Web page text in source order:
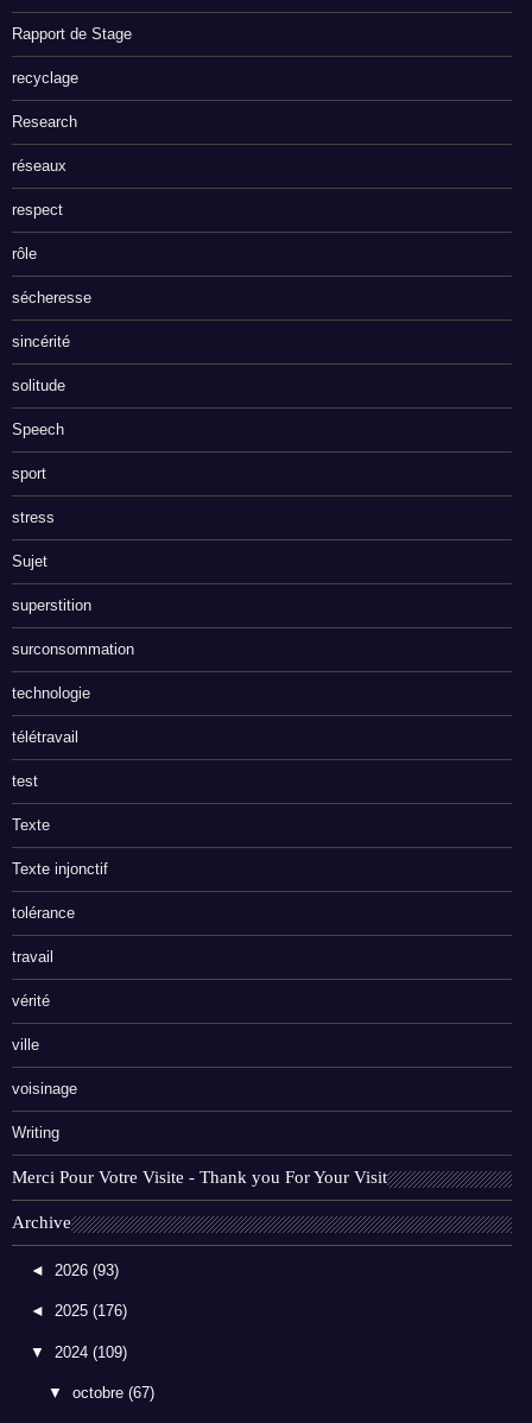
Rapport de Stage
recyclage
Research
réseaux
respect
rôle
sécheresse
sincérité
solitude
Speech
sport
stress
Sujet
superstition
surconsommation
technologie
télétravail
test
Texte
Texte injonctif
tolérance
travail
vérité
ville
voisinage
Writing
Merci Pour Votre Visite - Thank you For Your Visit
Archive
◄ 2026 (93)
◄ 2025 (176)
▼ 2024 (109)
▼octobre(67)